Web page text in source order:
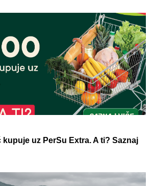
kupuje uz PerSu Extra. A ti? Saznaj